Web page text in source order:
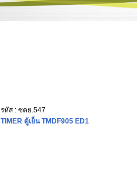
รหัส : ซตย.547
TIMER ตู้เย็น TMDF905 ED1